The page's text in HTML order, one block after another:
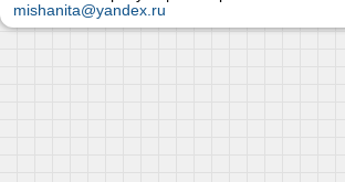
mishanita@yandex.ru